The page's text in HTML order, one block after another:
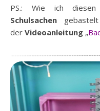
PS.: Wie ich diesen
Schulsachen
der Videoanleitung „